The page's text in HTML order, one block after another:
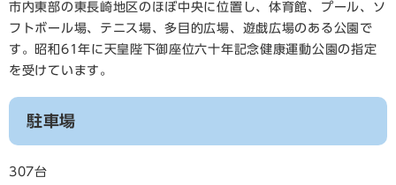
市内東部の東長崎地区のほぼ中央に位置し、体育館、プール、ソ
フトボール場、テニス場、多目的広場、遊戯広場のある公園で
す。昭和61年に天皇陛下御座位六十年記念健康運動公園の指定
を受けています。
駐車場
307台